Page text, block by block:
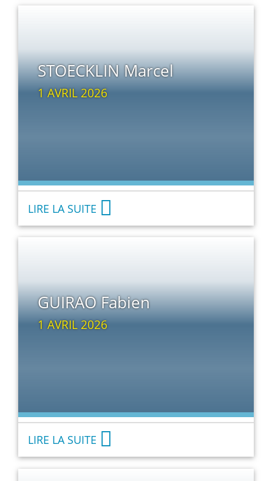
STOECKLIN Marcel
1 AVRIL 2026
LIRE LA SUITE
GUIRAO Fabien
1 AVRIL 2026
LIRE LA SUITE